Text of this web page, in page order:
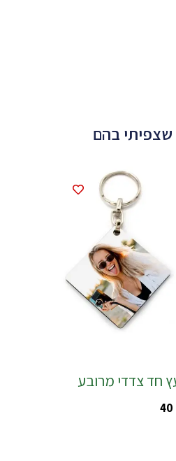
שצפיתי בהם
חד צדדי מרובע
‎40